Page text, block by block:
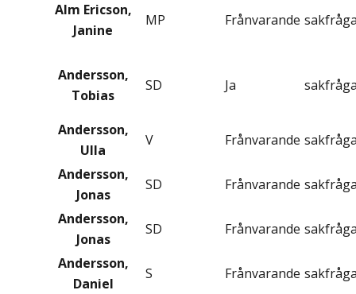
Alm Ericson,
Janine
MP Frånvarande
Andersson,
Tobias
SD Ja
Andersson,
Ulla
V Frånvarande
Andersson,
Jonas
SD Frånvarande
Andersson,
Jonas
SD Frånvarande
Andersson,
Daniel
S Frånvarande